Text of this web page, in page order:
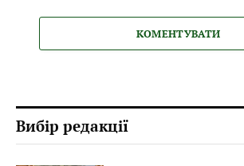
КОМЕНТУВАТИ
Вибір редакції